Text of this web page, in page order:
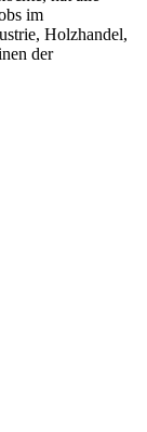
im
Holzhandel,
der